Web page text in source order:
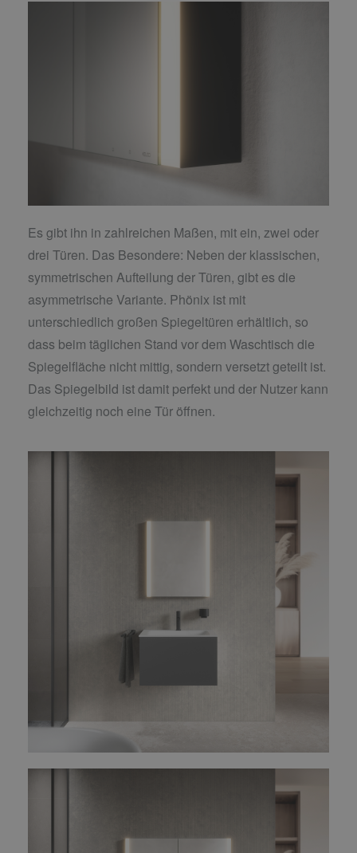
Es gibt ihn in zahlreichen Maßen, mit ein, zwei oder
drei Türen. Das Besondere: Neben der klassischen,
symmetrischen Aufteilung der Türen, gibt es die
asymmetrische Variante. Phönix ist mit
unterschiedlich großen Spiegeltüren erhältlich, so
dass beim täglichen Stand vor dem Waschtisch die
Spiegelfläche nicht mittig, sondern versetzt geteilt ist.
Das Spiegelbild ist damit perfekt und der Nutzer kann
gleichzeitig noch eine Tür öffnen.